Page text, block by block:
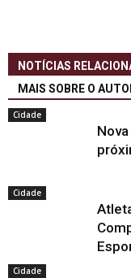
NOTÍCIAS
MAIS SOBRE O
Cidade
Cidade
Cidade